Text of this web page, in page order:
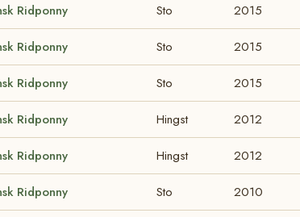
Ridponny Sto 2015
Ridponny Sto 2015
Ridponny Sto 2015
Ridponny Hingst 2012
Ridponny Hingst 2012
Ridponny Sto 2010